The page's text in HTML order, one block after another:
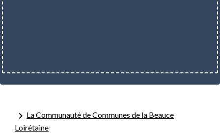
keyboard_arrow_right La Communauté de Communes de la Beauce
Loirétaine